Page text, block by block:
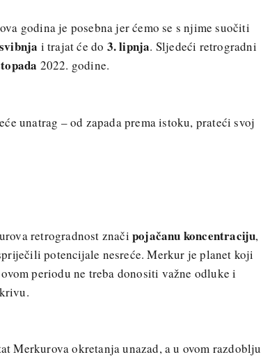
godina je posebna jer ćemo se s njime suočiti
i trajat će do 3. lipnja. Sljedeći retrogradni
2022. godine.
unatrag – od zapada prema istoku, prateći svoj
retrogradnost znači pojačanu koncentraciju,
potencijale nesreće. Merkur je planet koji
periodu ne treba donositi važne odluke i
Merkurova okretanja unazad, a u ovom razdoblju